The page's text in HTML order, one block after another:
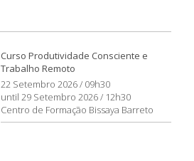
Curso Produtividade Consciente e
Trabalho Remoto
22 Setembro 2026 / 09h30
until 29 Setembro 2026 / 12h30
Centro de Formação Bissaya Barreto